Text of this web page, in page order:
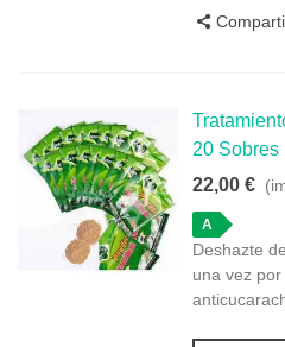
20 Sobres
22,00 €
A
Deshazte
una vez